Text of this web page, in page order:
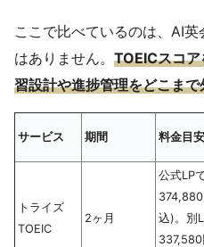
ここで比べているのは、AI
はありません。 TOEICスコ
習設計や進捗管理をどこま
サービス 期間 料金目安
トライズ
TOEIC
2ヶ月
公式LP
込)。別